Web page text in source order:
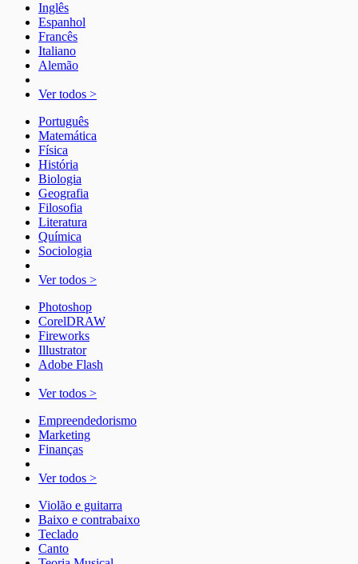
Inglês
Espanhol
Francês
Italiano
Alemão
Ver todos >
Português
Matemática
Física
História
Biologia
Geografia
Filosofia
Literatura
Química
Sociologia
Ver todos >
Photoshop
CorelDRAW
Fireworks
Illustrator
Adobe Flash
Ver todos >
Empreendedorismo
Marketing
Finanças
Ver todos >
Violão e guitarra
Baixo e contrabaixo
Teclado
Canto